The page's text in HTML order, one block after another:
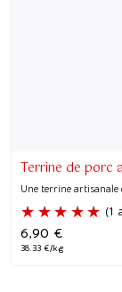
Terrine de porc
Une terrine artisanale
6,90 €
38.33 €/kg